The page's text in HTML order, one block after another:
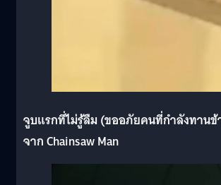
จูบแรกที่ไม่รู้ลืม (ขออภัยคนที่กำลังทานข้
จาก Chainsaw Man